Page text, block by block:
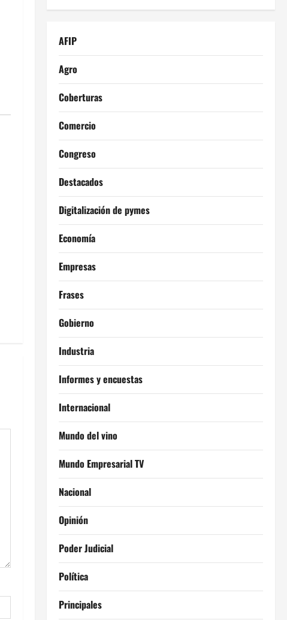
AFIP
Agro
Coberturas
Comercio
Congreso
Destacados
Digitalización de pymes
Economía
Empresas
Frases
Gobierno
Industria
Informes y encuestas
Internacional
Mundo del vino
Mundo Empresarial TV
Nacional
Opinión
Poder Judicial
Política
Principales